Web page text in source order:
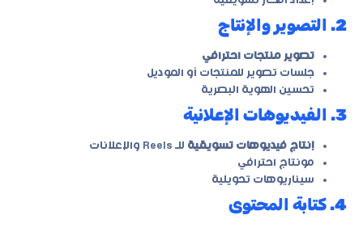
2. التصوير والإنتاج
تصوير منتجات احترافي
جلسات تصوير للمنتجات أو الموديل
تحسين الهوية البصرية
3. الفيديوهات الإعلانية
إنتاج فيديوهات تسويقية للـ Reels والإعلانات
مونتاج احترافي
سيناريوهات تحويلية
4. كتابة المحتوى